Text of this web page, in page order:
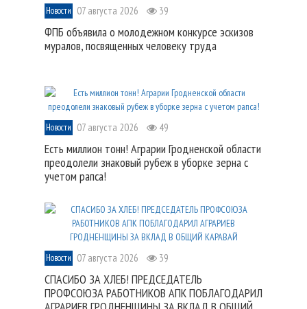
Новости 07 августа 2026 39
ФПБ объявила о молодежном конкурсе эскизов
муралов, посвященных человеку труда
Новости 07 августа 2026 49
Есть миллион тонн! Аграрии Гродненской области
преодолели знаковый рубеж в уборке зерна с
учетом рапса!
Новости 07 августа 2026 39
СПАСИБО ЗА ХЛЕБ! ПРЕДСЕДАТЕЛЬ
ПРОФСОЮЗА РАБОТНИКОВ АПК ПОБЛАГОДАРИЛ